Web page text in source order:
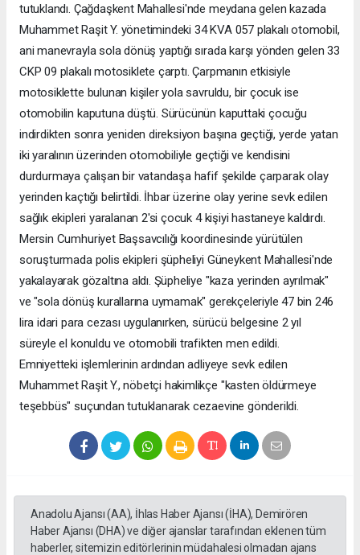
tutuklandı. Çağdaşkent Mahallesi'nde meydana gelen kazada
Muhammet Raşit Y. yönetimindeki 34 KVA 057 plakalı otomobil,
ani manevrayla sola dönüş yaptığı sırada karşı yönden gelen 33
CKP 09 plakalı motosiklete çarptı. Çarpmanın etkisiyle
motosiklette bulunan kişiler yola savruldu, bir çocuk ise
otomobilin kaputuna düştü. Sürücünün kaputtaki çocuğu
indirdikten sonra yeniden direksiyon başına geçtiği, yerde yatan
iki yaralının üzerinden otomobiliyle geçtiği ve kendisini
durdurmaya çalışan bir vatandaşa hafif şekilde çarparak olay
yerinden kaçtığı belirtildi. İhbar üzerine olay yerine sevk edilen
sağlık ekipleri yaralanan 2'si çocuk 4 kişiyi hastaneye kaldırdı.
Mersin Cumhuriyet Başsavcılığı koordinesinde yürütülen
soruşturmada polis ekipleri şüpheliyi Güneykent Mahallesi'nde
yakalayarak gözaltına aldı. Şüpheliye "kaza yerinden ayrılmak"
ve "sola dönüş kurallarına uymamak" gerekçeleriyle 47 bin 246
lira idari para cezası uygulanırken, sürücü belgesine 2 yıl
süreyle el konuldu ve otomobili trafikten men edildi.
Emniyetteki işlemlerinin ardından adliyeye sevk edilen
Muhammet Raşit Y., nöbetçi hakimlikçe "kasten öldürmeye
teşebbüs" suçundan tutuklanarak cezaevine gönderildi.
Anadolu Ajansı (AA), İhlas Haber Ajansı (İHA), Demirören
Haber Ajansı (DHA) ve diğer ajanslar tarafından eklenen tüm
haberler, sitemizin editörlerinin müdahalesi olmadan ajans